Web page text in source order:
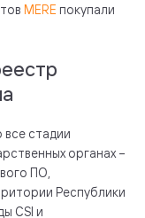
MERE покупали
стадии
органах –
ПО,
Республики
CSI и